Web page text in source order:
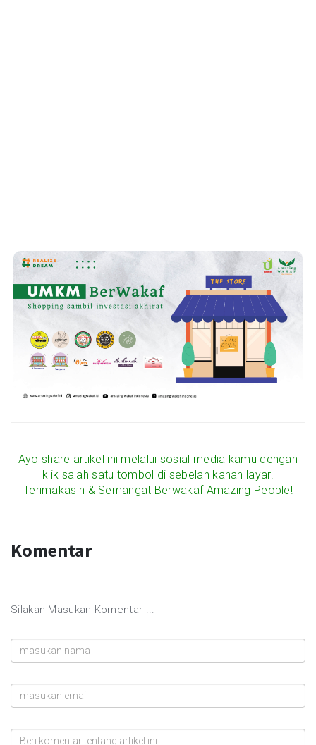
Ayo share artikel ini melalui sosial media kamu dengan
klik salah satu tombol di sebelah kanan layar.
Terimakasih & Semangat Berwakaf Amazing People!
Komentar
Silakan Masukan Komentar ...